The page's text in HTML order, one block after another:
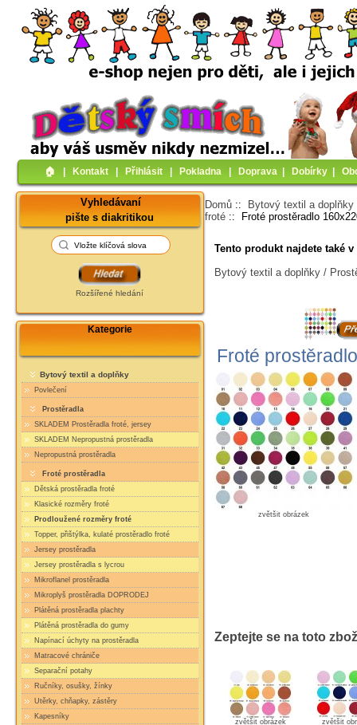
🏠︎ Kontakt Přihlásit Pokladna Doprava Dobírky
Vyhledávaní
pište s diakritikou
Rozšířené hledání
Kategorie
Bytový textil a doplňky
Povlečení
Prostěradla
SKLADEM Prostěradla froté, jersey
SKLADEM Nepropustná prostěradla
Nepropustná prostěradla
Froté prostěradla
Dětská prostěradla froté
Klasické rozměry froté
Prodloužené rozměry froté
Topper, přištýlka, kulaté prostěradlo froté
Jersey prostěradla
Jersey prostěradla s lycrou
Mikroflanel prostěradla
Mikroplyš prostěradla DOPRODEJ
Plátěná prostěradla plachty
Plátěná prostěradla do gumy
Napínací úchyty na prostěradla
Matracové chrániče
Separační potahy
Ručníky, osušky, žínky
Utěrky, chňapky, zástěry
Kapesníky
Domů :: Bytový textil a doplňky
froté :: Froté prostěradlo
Tento produkt najdete také
Bytový textil a doplňky /
Froté
zvětšit obrázek
Zeptejte se na toto
zvětšit obrázek zvětšit